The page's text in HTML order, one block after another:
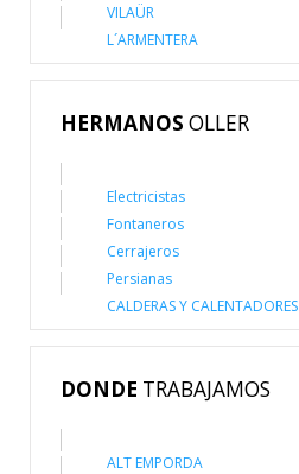
VILAÜR
L´ARMENTERA
HERMANOS OLLER
Electricistas
Fontaneros
Cerrajeros
Persianas
CALDERAS Y CALENTADORES
DONDE TRABAJAMOS
ALT EMPORDA